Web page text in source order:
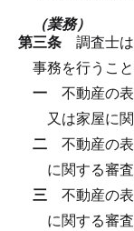
（業務）
第三条 調査士
事務を行うこと
一 不動産の
又は家屋に
二 不動産の
に関する審
三 不動産の
に関する審